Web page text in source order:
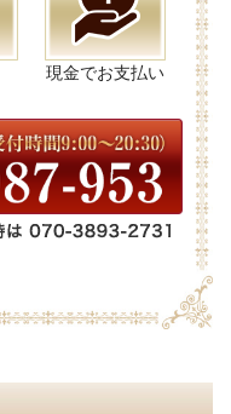
現金でお支払い